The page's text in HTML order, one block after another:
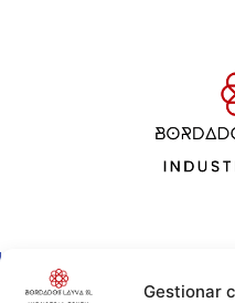
Gestionar